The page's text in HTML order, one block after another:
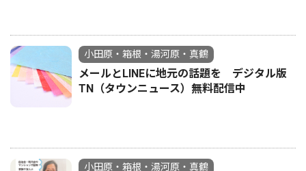
小田原・箱根・湯河原・真鶴
メールとLINEに地元の話題を デジタル版
TN（タウンニュース）無料配信中
小田原・箱根・湯河原・真鶴